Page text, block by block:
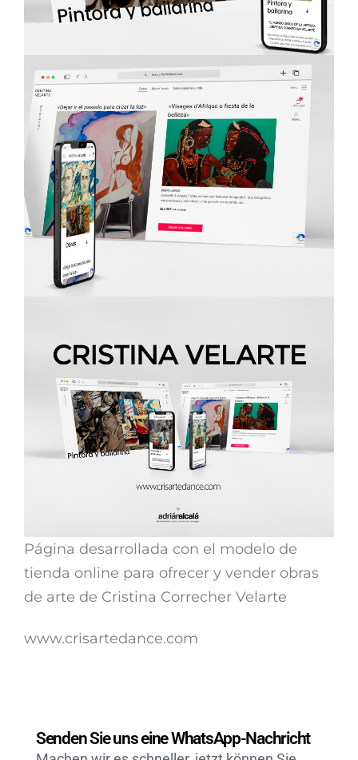
Página desarrollada con el modelo de
tienda online para ofrecer y vender obras
de arte de Cristina Correcher Velarte
www.crisartedance.com
Senden Sie uns eine WhatsApp-Nachricht